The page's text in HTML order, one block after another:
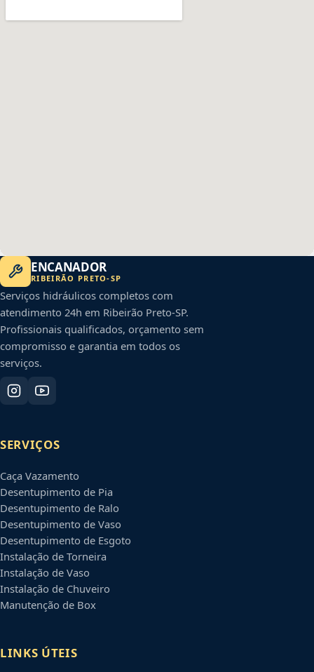
ENCANADOR
RIBEIRÃO PRETO-SP
Serviços hidráulicos completos com
atendimento 24h em Ribeirão Preto-SP.
Profissionais qualificados, orçamento sem
compromisso e garantia em todos os
serviços.
SERVIÇOS
Caça Vazamento
Desentupimento de Pia
Desentupimento de Ralo
Desentupimento de Vaso
Desentupimento de Esgoto
Instalação de Torneira
Instalação de Vaso
Instalação de Chuveiro
Manutenção de Box
LINKS ÚTEIS